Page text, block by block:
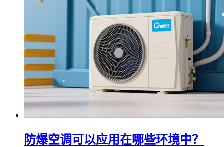
防爆空调可以应用在哪些环境中？